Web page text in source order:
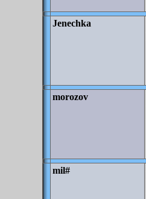
Jenechka
morozov
mil#